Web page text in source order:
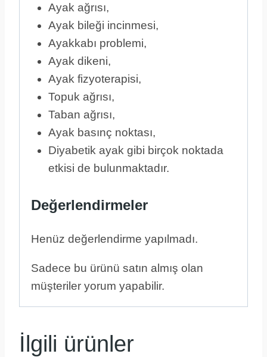
Ayak ağrısı,
Ayak bileği incinmesi,
Ayakkabı problemi,
Ayak dikeni,
Ayak fizyoterapisi,
Topuk ağrısı,
Taban ağrısı,
Ayak basınç noktası,
Diyabetik ayak gibi birçok noktada
etkisi de bulunmaktadır.
Değerlendirmeler
Henüz değerlendirme yapılmadı.
Sadece bu ürünü satın almış olan
müşteriler yorum yapabilir.
İlgili ürünler